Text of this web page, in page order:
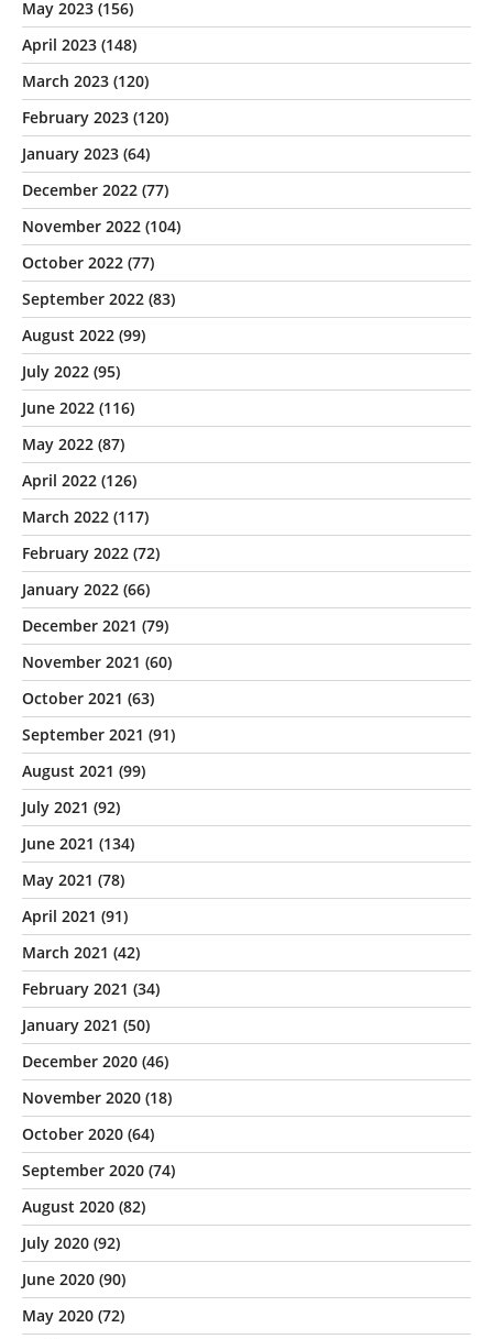
May 2023 (156)
April 2023 (148)
March 2023 (120)
February 2023 (120)
January 2023 (64)
December 2022 (77)
November 2022 (104)
October 2022 (77)
September 2022 (83)
August 2022 (99)
July 2022 (95)
June 2022 (116)
May 2022 (87)
April 2022 (126)
March 2022 (117)
February 2022 (72)
January 2022 (66)
December 2021 (79)
November 2021 (60)
October 2021 (63)
September 2021 (91)
August 2021 (99)
July 2021 (92)
June 2021 (134)
May 2021 (78)
April 2021 (91)
March 2021 (42)
February 2021 (34)
January 2021 (50)
December 2020 (46)
November 2020 (18)
October 2020 (64)
September 2020 (74)
August 2020 (82)
July 2020 (92)
June 2020 (90)
May 2020 (72)